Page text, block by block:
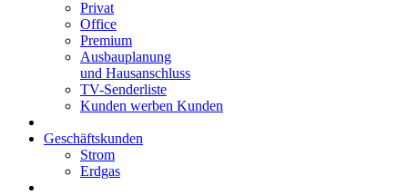
Privat
Office
Premium
Ausbauplanung
und Hausanschluss
TV-Senderliste
Kunden werben Kunden
Geschäftskunden
Strom
Erdgas